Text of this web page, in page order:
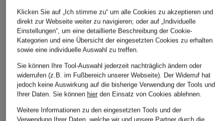
Weitere Kategorien
Bikinis Damen
Boots für Damen
Cargohosen für Herren
Chelsea Boots für Damen
Mäntel für Herren
Pullover für Damen
Rollkragenpullover für
Klicken Sie auf „Ich stimme zu“ um alle Cookies zu akzeptieren und
direkt zur Webseite weiter zu navigieren; oder auf „Individuelle
Einstellungen“, um eine detaillierte Beschreibung der Cookie-
Kategorien und eine Übersicht der eingesetzten Cookies zu erhalten
sowie eine individuelle Auswahl zu treffen.
Sie können Ihre Tool-Auswahl jederzeit nachträglich ändern oder
widerrufen (z.B. im Fußbereich unserer Webseite). Der Widerruf hat
jedoch keine Auswirkung auf die bisherige Verwendung der Tools und
Ihrer Daten. Sie können hierden Einsatz von Cookies ablehnen.
Weitere Informationen zu den eingesetzten Tools und der
Verwendung Ihrer Daten, welche wir und unsere Partner durch die